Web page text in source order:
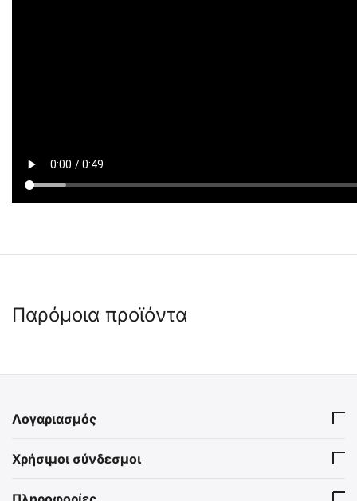
Παρόμοια προϊόντα
Γυαλιά Προστασίας
Γυαλιά Ασφαλείας Warrior
Λογαριασμός
Χρήσιμοι σύνδεσμοι